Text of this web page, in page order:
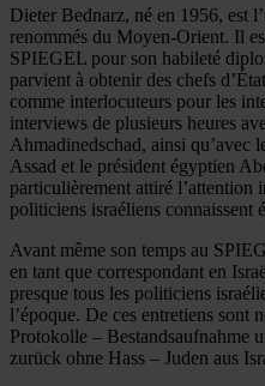
Dieter Bednarz, né en 1956, est
renommés du Moyen-Orient. Il
SPIEGEL pour son habileté
parvient à obtenir des chefs
comme interlocuteurs pour les
interviews de plusieurs heures
Ahmadinedschad, ainsi qu’avec
Assad et le président égyptien
particulièrement attiré l’attention
politiciens israéliens connaissent
Avant même son temps au
en tant que correspondant en
presque tous les politiciens
l’époque. De ces entretiens sont
Protokolle – Bestandsaufnahme
zurück ohne Hass – Juden aus